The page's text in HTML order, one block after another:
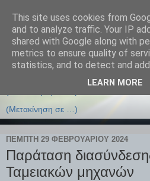
ΠΈΜΠΤΗ 29 ΦΕΒΡΟΥΑΡΊΟΥ 2024
Παράταση
Ταμειακών μηχανών
This site uses cookies from
and to analyze traffic. Your IP
shared with Google along with
metrics to ensure quality of
statistics, and to detect and
LEARN MORE